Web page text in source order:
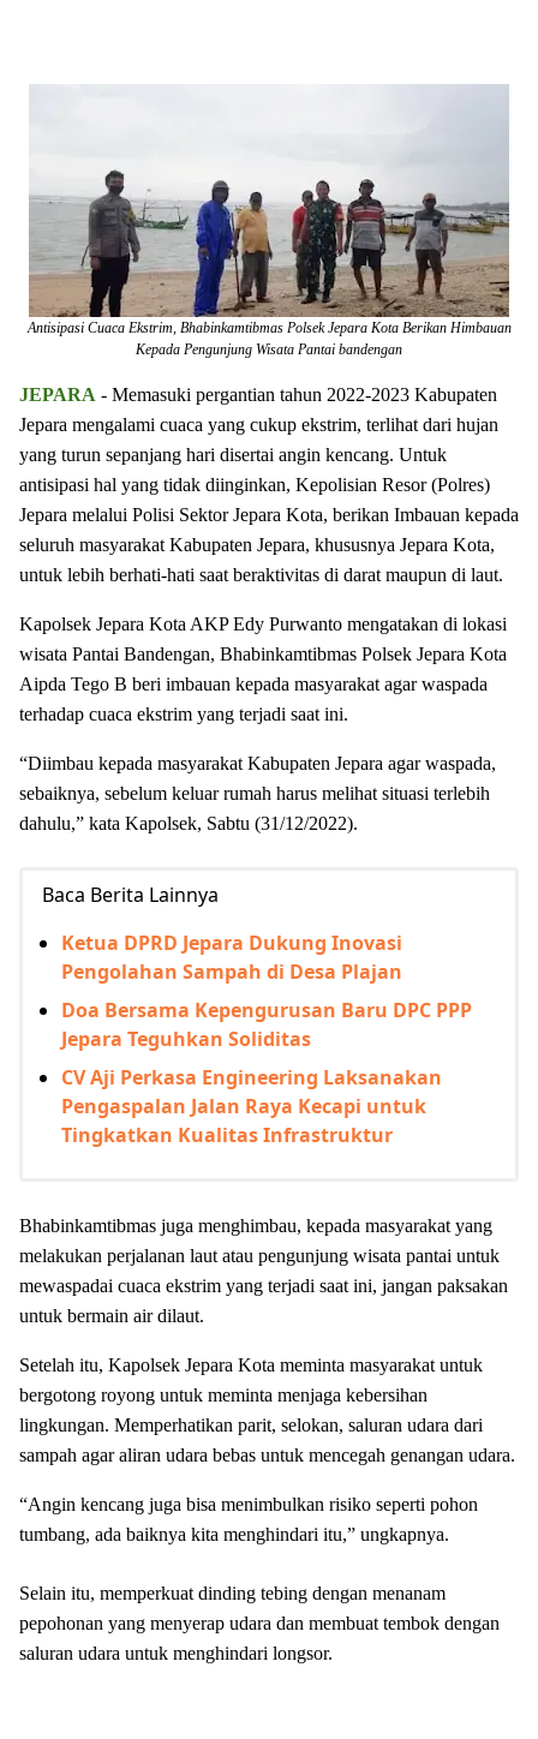
Antisipasi Cuaca Ekstrim, Bhabinkamtibmas Polsek Jepara Kota Berikan Himbauan
Kepada Pengunjung Wisata Pantai bandengan
JEPARA - Memasuki pergantian tahun 2022-2023 Kabupaten
Jepara mengalami cuaca yang cukup ekstrim, terlihat dari hujan
yang turun sepanjang hari disertai angin kencang. Untuk
antisipasi hal yang tidak diinginkan, Kepolisian Resor (Polres)
Jepara melalui Polisi Sektor Jepara Kota, berikan Imbauan kepada
seluruh masyarakat Kabupaten Jepara, khususnya Jepara Kota,
untuk lebih berhati-hati saat beraktivitas di darat maupun di laut.
Kapolsek Jepara Kota AKP Edy Purwanto mengatakan di lokasi
wisata Pantai Bandengan, Bhabinkamtibmas Polsek Jepara Kota
Aipda Tego B beri imbauan kepada masyarakat agar waspada
terhadap cuaca ekstrim yang terjadi saat ini.
“Diimbau kepada masyarakat Kabupaten Jepara agar waspada,
sebaiknya, sebelum keluar rumah harus melihat situasi terlebih
dahulu,” kata Kapolsek, Sabtu (31/12/2022).
Baca Berita Lainnya
Ketua DPRD Jepara Dukung Inovasi
Pengolahan Sampah di Desa Plajan
Doa Bersama Kepengurusan Baru DPC PPP
Jepara Teguhkan Soliditas
CV Aji Perkasa Engineering Laksanakan
Pengaspalan Jalan Raya Kecapi untuk
Tingkatkan Kualitas Infrastruktur
Bhabinkamtibmas juga menghimbau, kepada masyarakat yang
melakukan perjalanan laut atau pengunjung wisata pantai untuk
mewaspadai cuaca ekstrim yang terjadi saat ini, jangan paksakan
untuk bermain air dilaut.
Setelah itu, Kapolsek Jepara Kota meminta masyarakat untuk
bergotong royong untuk meminta menjaga kebersihan
lingkungan. Memperhatikan parit, selokan, saluran udara dari
sampah agar aliran udara bebas untuk mencegah genangan udara.
“Angin kencang juga bisa menimbulkan risiko seperti pohon
tumbang, ada baiknya kita menghindari itu,” ungkapnya.
Selain itu, memperkuat dinding tebing dengan menanam
pepohonan yang menyerap udara dan membuat tembok dengan
saluran udara untuk menghindari longsor.